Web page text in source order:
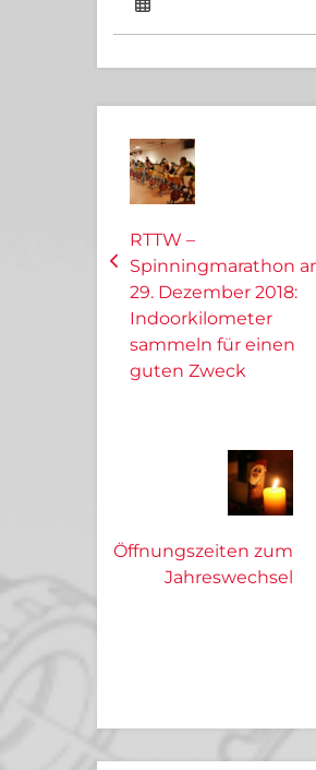
RTTW –
Spinningmarathon
29. Dezember 2018:
Indoorkilometer
sammeln für einen
guten Zweck
Öffnungszeiten zum
Jahreswechsel